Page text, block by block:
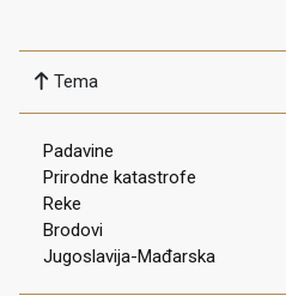
Tema
Padavine
Prirodne katastrofe
Reke
Brodovi
Jugoslavija-Mađarska